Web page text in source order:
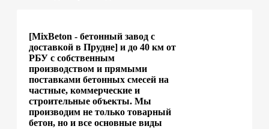
[MixBeton - бетонный завод с
доставкой в Прудне] и до 40 км от
РБУ с собственным
производством и прямыми
поставками бетонных смесей на
частные, коммерческие и
строительные объекты. Мы
производим не только товарный
бетон, но и все основные виды